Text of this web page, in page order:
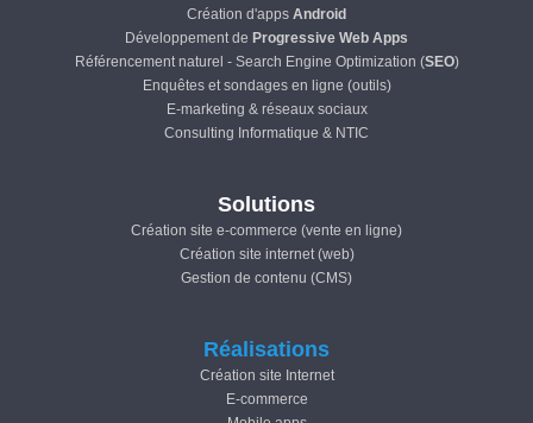
Création d'apps Android
Développement de Progressive Web Apps
Référencement naturel - Search Engine Optimization (SEO)
Enquêtes et sondages en ligne (outils)
E-marketing & réseaux sociaux
Consulting Informatique & NTIC
Solutions
Création site e-commerce (vente en ligne)
Création site internet (web)
Gestion de contenu (CMS)
Réalisations
Création site Internet
E-commerce